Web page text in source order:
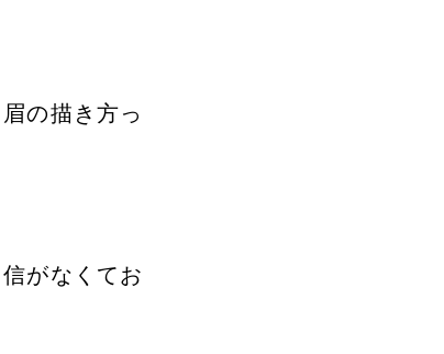
の描き方っ
がなくてお